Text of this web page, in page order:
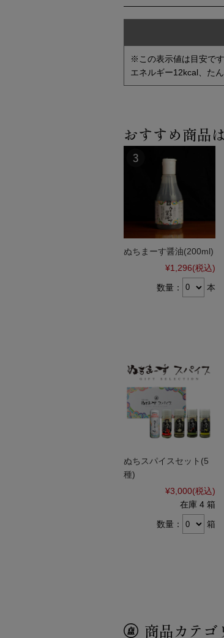
※この表示値は目安です
エネルギー12kcal、た
おすすめ商品
ぬちまーす醤油(200ml)
¥1,296(税込)
数量：
本
ぬちスパイスセット(5
種)
¥3,000(税込)
在庫 4 箱
数量：
箱
商品カテゴ